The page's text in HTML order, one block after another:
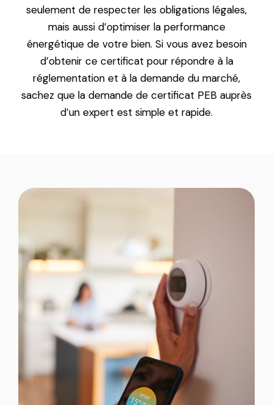
seulement de respecter les obligations légales,
mais aussi d’optimiser la performance
énergétique de votre bien. Si vous avez besoin
d’obtenir ce certificat pour répondre à la
réglementation et à la demande du marché,
sachez que la demande de certificat PEB auprès
d’un expert est simple et rapide.